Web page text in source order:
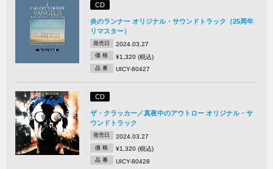
CD
炎のランナー オリジナル・サウンドトラック（25周年
リマスター）
発売日 2024.03.27
価 格 ¥1,320 (税込)
品 番 UICY-80427
CD
ザ・クラッカー／真夜中のアウトロー オリジナル・サ
ウンドトラック
発売日 2024.03.27
価 格 ¥1,320 (税込)
品 番 UICY-80428